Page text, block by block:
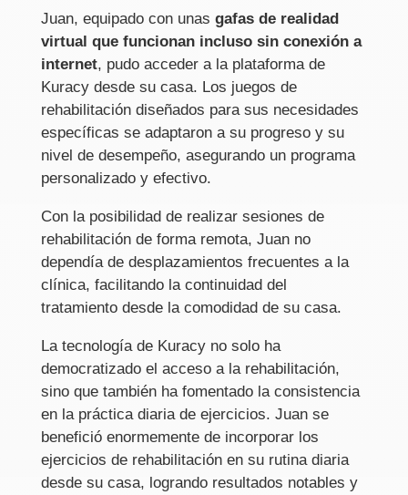
Juan, equipado con unas gafas de realidad
virtual que funcionan incluso sin conexión a
internet, pudo acceder a la plataforma de
Kuracy desde su casa. Los juegos de
rehabilitación diseñados para sus necesidades
específicas se adaptaron a su progreso y su
nivel de desempeño, asegurando un programa
personalizado y efectivo.
Con la posibilidad de realizar sesiones de
rehabilitación de forma remota, Juan no
dependía de desplazamientos frecuentes a la
clínica, facilitando la continuidad del
tratamiento desde la comodidad de su casa.
La tecnología de Kuracy no solo ha
democratizado el acceso a la rehabilitación,
sino que también ha fomentado la consistencia
en la práctica diaria de ejercicios. Juan se
benefició enormemente de incorporar los
ejercicios de rehabilitación en su rutina diaria
desde su casa, logrando resultados notables y